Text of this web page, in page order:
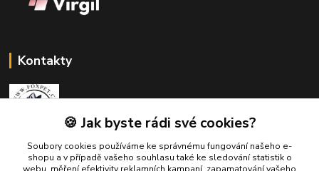
Kontakty
Zákaznická podpora Fox Pet
+420731765216
🍪 Jak byste rádi své cookies?
Soubory cookies používáme ke správnému fungování našeho e-
shopu a v případě vašeho souhlasu také ke sledování statistik o